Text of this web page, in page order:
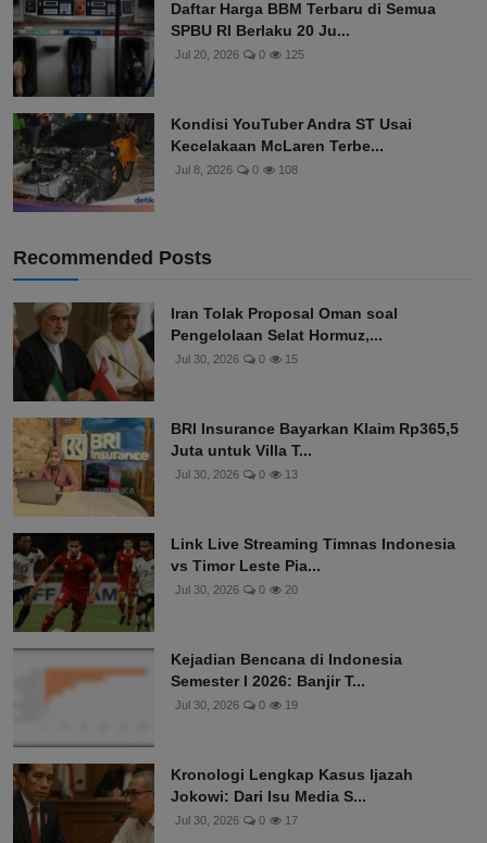
Daftar Harga BBM Terbaru di Semua
SPBU RI Berlaku 20 Ju...
Jul 20, 2026 0 125
Kondisi YouTuber Andra ST Usai
Kecelakaan McLaren Terbe...
Jul 8, 2026 0 108
Recommended Posts
Iran Tolak Proposal Oman soal
Pengelolaan Selat Hormuz,...
Jul 30, 2026 0 15
BRI Insurance Bayarkan Klaim Rp365,5
Juta untuk Villa T...
Jul 30, 2026 0 13
Link Live Streaming Timnas Indonesia
vs Timor Leste Pia...
Jul 30, 2026 0 20
Kejadian Bencana di Indonesia
Semester I 2026: Banjir T...
Jul 30, 2026 0 19
Kronologi Lengkap Kasus Ijazah
Jokowi: Dari Isu Media S...
Jul 30, 2026 0 17